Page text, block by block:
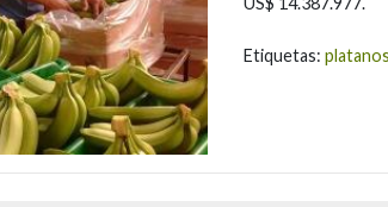
Etiquetas: platanos